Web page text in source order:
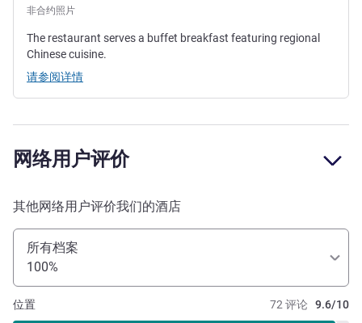
非合约照片
The restaurant serves a buffet breakfast featuring regional
Chinese cuisine.
请参阅详情
网络用户评价
其他网络用户评价我们的酒店
所有档案
100%
72 评论 9.6/10
位置